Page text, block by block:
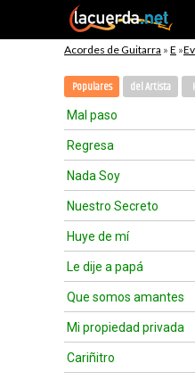
Acordes de Guitarra » E »
Populares del Artista
Mal paso
Regresa
Nada Soy
Nuestro Secreto
Huye de mí
Le dije a papá
Que somos amantes
Mi propiedad privada
Cariñitro